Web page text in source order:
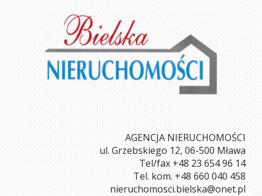
AGENCJA NIERUCHOMOŚCI
ul. Grzebskiego 12, 06-500 Mława
Tel/fax +48 23 654 96 14
Tel. kom. +48 660 040 458
nieruchomosci.bielska@onet.pl